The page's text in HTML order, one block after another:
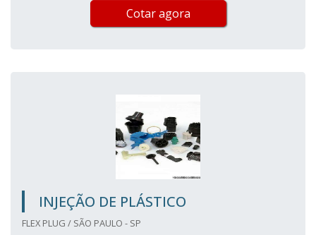
Cotar agora
INJEÇÃO DE PLÁSTICO
FLEX PLUG / SÃO PAULO - SP